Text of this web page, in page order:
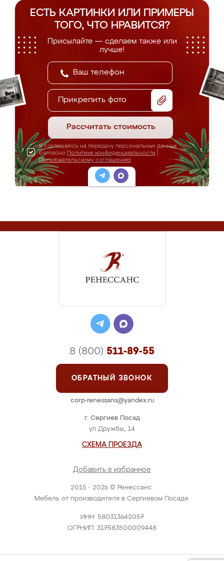
ЕСТЬ КАРТИНКИ ИЛИ ПРИМЕРЫ
ТОГО, ЧТО НРАВИТСЯ?
Присылайте — сделаем также или
лучше!
Прикрепить фото
Рассчитать стоимость
Я соглашаюсь на передачу персональных данных
согласно Политике конфиденциальности
Пользовательскому соглашению
2015 - 2026 © Ренессанс.
Мебель от производителя в Сергиевом Посаде.
ИНН: 580313642057
ОГРНИП: 317583500009448
г. Сергиев Посад
ул Дружбы, 14
СХЕМА ПРОЕЗДА
Добавить в избранное
8 (800) 511-89-55
ОБРАТНЫЙ ЗВОНОК
corp-renessans@yandex.ru